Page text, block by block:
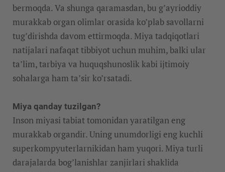
bermoqda. Va shunga qaramasdan, bu g’ayrioddiy
murakkab organ olimlar orasida ko’plab savollarni
tug’dirishda davom ettirmoqda. Miya tadqiqotlari
natijalari nafaqat tibbiyot uchun muhim, balki ular
ta’lim, tarbiya va huquqshunoslik kabi ijtimoiy
sohalarga ham ta’sir ko’rsatadi.
Miya qanday tuzilgan?
Inson miyasi tabiat tomonidan yaratilgan eng
murakkab organdir. Uning unumdorligi eng kuchli
superkompyuterlarnikidan ham yuqori. Miya turli
darajalarda bog’lanishlar zanjirlari shaklida